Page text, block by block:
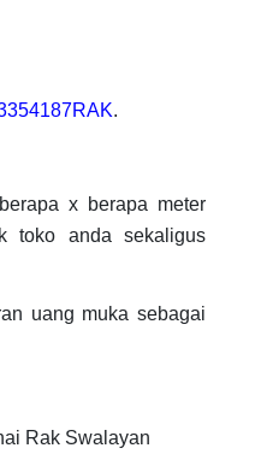
.
x berapa meter
toko anda sekaligus
uang muka sebagai
Rak Swalayan